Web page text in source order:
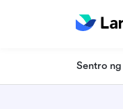
Sentro